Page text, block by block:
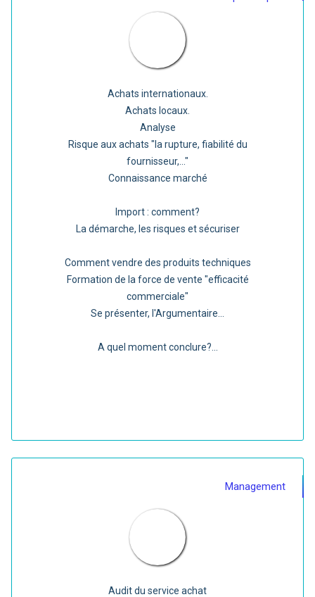
Achats internationaux.
Achats locaux.
Analyse
Risque aux achats "la rupture, fiabilité du
fournisseur,..."
Connaissance marché
Import : comment?
La démarche, les risques et sécuriser
Comment vendre des produits techniques
Formation de la force de vente "efficacité
commerciale"
Se présenter, l'Argumentaire...
A quel moment conclure?...
Management
Audit du service achat